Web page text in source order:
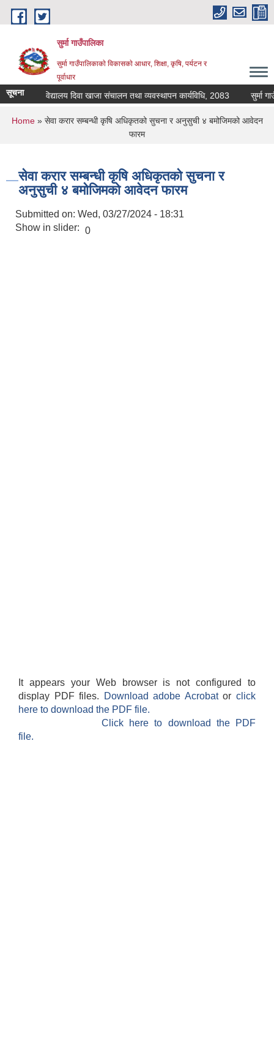
Skip to main content
सुर्मा गाउँपालिका
सुर्मा गाउँपालिकाकाे विकासकाे आधार, शिक्षा, कृषि, पर्यटन र
पूर्वाधार
सूचना विद्यालय दिवा खाजा संचालन तथा व्यवस्थापन कार्यविधि, 2083
You are here
Home» सेवा करार सम्बन्धी कृषि अधिकृतको सुचना र अनुसुची ४ बमोजिमको आवेदन
फारम
सेवा करार सम्बन्धी कृषि अधिकृतको सुचना र
अनुसुची ४ बमोजिमको आवेदन फारम
Submitted on: Wed, 03/27/2024 - 18:31
Show in slider: 0
It appears your Web browser is not configured to
display PDF files.
Download adobe Acrobatorclick
here to download the PDF file.
Click here to download the PDF
file.